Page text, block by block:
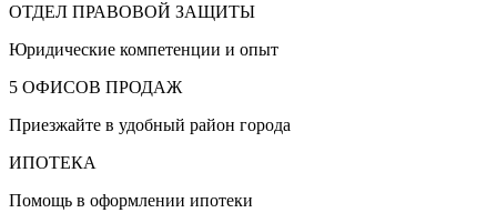
ОТДЕЛ ПРАВОВОЙ ЗАЩИТЫ
Юридические компетенции и опыт
5 ОФИСОВ ПРОДАЖ
Приезжайте в удобный район города
ИПОТЕКА
Помощь в оформлении ипотеки